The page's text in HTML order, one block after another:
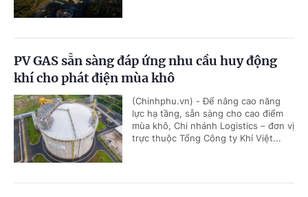
PV GAS sẵn sàng đáp ứng nhu cầu huy động
khí cho phát điện mùa khô
(Chinhphu.vn) - Để nâng cao năng
lực hạ tầng, sẵn sàng cho cao điểm
mùa khô, Chi nhánh Logistics – đơn vị
trực thuộc Tổng Công ty Khí Việt...